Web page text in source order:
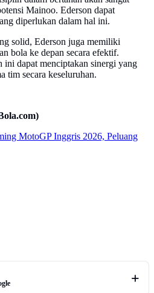
Mainoo. Ederson dapat
diperlukan dalam hal ini.
solid, Ederson juga memiliki
bola ke depan secara efektif.
dapat menciptakan sinergi yang
tim secara keseluruhan.
MotoGP Inggris 2026, Peluang